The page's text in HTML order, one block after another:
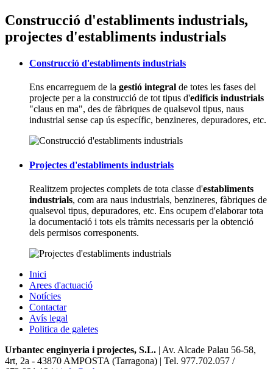
Construcció d'establiments industrials,
projectes d'establiments industrials
Construcció d'establiments industrials
Ens encarreguem de la gestió integral de totes les fases del
projecte per a la construcció de tot tipus d'edificis industrials
"claus en ma", des de fàbriques de qualsevol tipus, naus
industrial sense cap ús específic, benzineres, depuradores, etc.
Projectes d'establiments industrials
Realitzem projectes complets de tota classe d'establiments
industrials, com ara naus industrials, benzineres, fàbriques de
qualsevol tipus, depuradores, etc. Ens ocupem d'elaborar tota
la documentació i tots els tràmits necessaris per la obtenció
dels permisos corresponents.
Inici
Arees d'actuació
Notícies
Contactar
Avís legal
Politica de galetes
Urbantec enginyeria i projectes, S.L. | Av. Alcade Palau 56-58,
4rt, 2a - 43870 AMPOSTA (Tarragona) | Tel. 977.702.057 /